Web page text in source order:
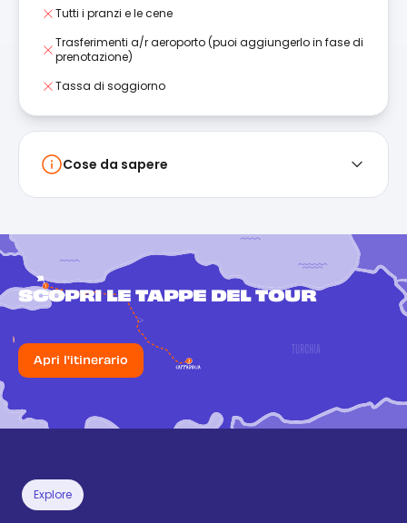
Tutti i pranzi e le cene
Trasferimenti a/r aeroporto (puoi aggiungerlo in fase di
prenotazione)
Tassa di soggiorno
Cose da sapere
SCOPRI LE TAPPE DEL TOUR
Apri l'itinerario
Explore